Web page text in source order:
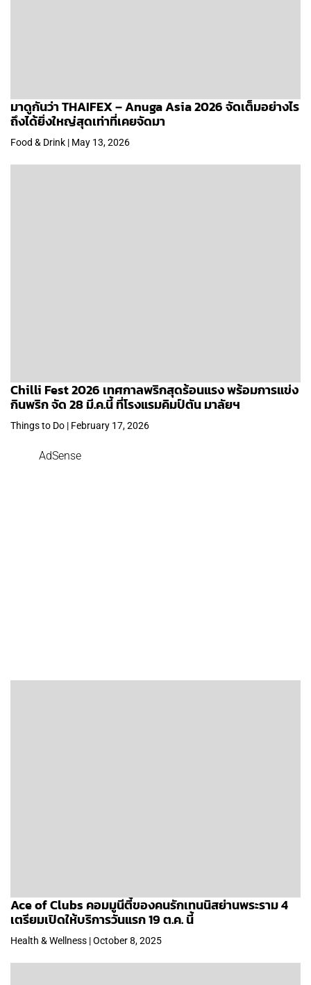
มาดูกันว่า THAIFEX – Anuga Asia 2026 จัดเต็มอย่างไร
ถึงได้ยิ่งใหญ่สุดเท่าที่เคยจัดมา
Food & Drink | May 13, 2026
Chilli Fest 2026 เทศกาลพริกสุดร้อนแรง พร้อมการแข่ง
กินพริก จัด 28 มี.ค.นี้ ที่โรงแรมคิมป์ตัน มาลัยฯ
Things to Do | February 17, 2026
AdSense
Ace of Clubs คอมมูนีตี้ของคนรักเทนนิสย่านพระราม 4
เตรียมเปิดให้บริการวันแรก 19 ต.ค. นี้
Health & Wellness | October 8, 2025